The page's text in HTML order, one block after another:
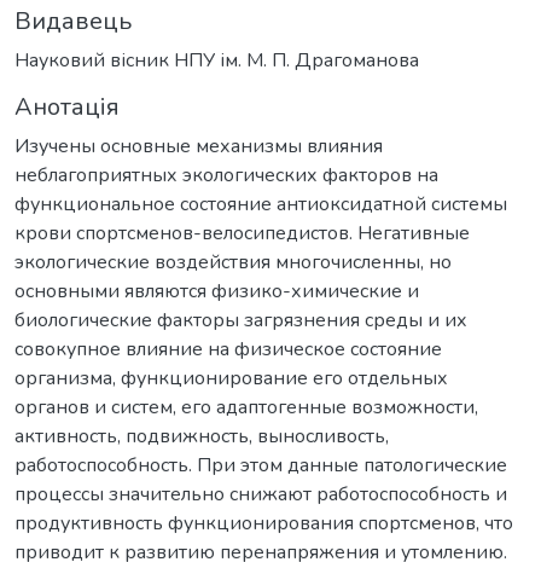
Видавець
Науковий вісник НПУ ім. М. П. Драгоманова
Анотація
Изучены основные механизмы влияния
неблагоприятных экологических факторов на
функциональное состояние антиоксидатной системы
крови спортсменов-велосипедистов. Негативные
экологические воздействия многочисленны, но
основными являются физико-химические и
биологические факторы загрязнения среды и их
совокупное влияние на физическое состояние
организма, функционирование его отдельных
органов и систем, его адаптогенные возможности,
активность, подвижность, выносливость,
работоспособность. При этом данные патологические
процессы значительно снижают работоспособность и
продуктивность функционирования спортсменов, что
приводит к развитию перенапряжения и утомлению.